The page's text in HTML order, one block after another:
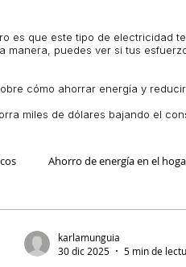
es que este tipo de electricidad
puedes ver si tus
cómo ahorrar energía y
miles de dólares bajando el
Ahorro de energía en el
karlamunguia
30 dic 2025
5 min de